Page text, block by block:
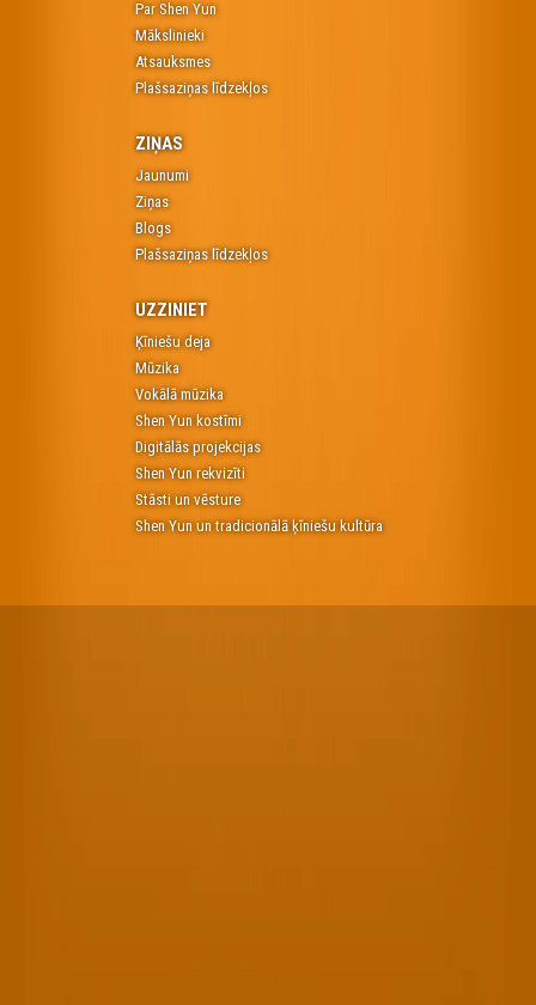
Par Shen Yun
Mākslinieki
Atsauksmes
Plašsaziņas līdzekļos
ZIŅAS
Jaunumi
Ziņas
Blogs
Plašsaziņas līdzekļos
UZZINIET
Ķīniešu deja
Mūzika
Vokālā mūzika
Shen Yun kostīmi
Digitālās projekcijas
Shen Yun rekvizīti
Stāsti un vēsture
Shen Yun un tradicionālā ķīniešu kultūra